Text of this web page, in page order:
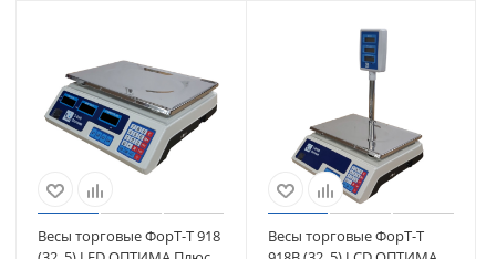
Весы торговые ФорТ-Т 918
Весы торговые ФорТ-Т